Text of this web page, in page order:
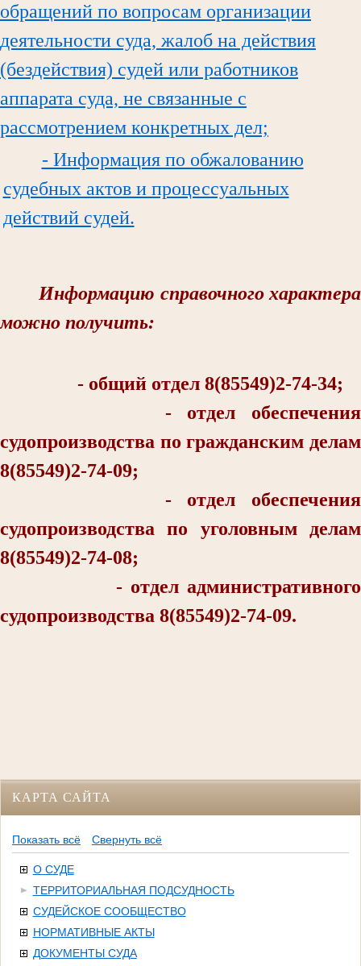
обращений по вопросам организации
деятельности суда, жалоб на действия
(бездействия) судей или работников
аппарата суда, не связанные с
рассмотрением конкретных дел;
- Информация по обжалованию
судебных актов и процессуальных
действий судей.
Информацию справочного характера
можно получить:
- общий отдел 8(85549)2-74-34;
- отдел обеспечения
судопроизводства по гражданским делам
8(85549)2-74-09;
- отдел обеспечения
судопроизводства по уголовным делам
8(85549)2-74-08;
- отдел административного
судопроизводства 8(85549)2-74-09.
КАРТА САЙТА
Показать всё Свернуть всё
О СУДЕ
ТЕРРИТОРИАЛЬНАЯ ПОДСУДНОСТЬ
СУДЕЙСКОЕ СООБЩЕСТВО
НОРМАТИВНЫЕ АКТЫ
ДОКУМЕНТЫ СУДА